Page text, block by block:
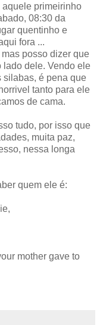
aquele primeirinho
08:30 da
quentinho e
fora ...
posso dizer que
lado dele. Vendo ele
silabas, é pena que
tanto para ele
de cama.
tudo, por isso que
muita paz,
nessa longa
quem ele é:
mother gave to